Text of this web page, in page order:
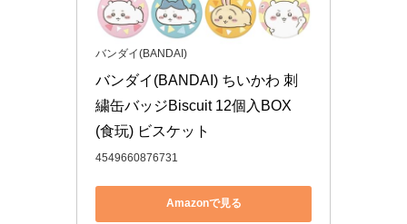
バンダイ(BANDAI)
バンダイ(BANDAI) ちいかわ 刺
繍缶バッジBiscuit 12個入BOX
(食玩) ビスケット
4549660876731
Amazonで見る